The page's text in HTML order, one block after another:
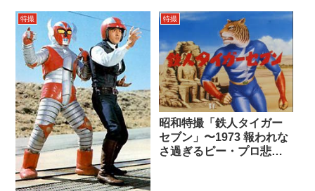
特撮 特撮
昭和特撮「鉄人タイガー
セブン」〜1973 報われな
さ過ぎるピー・プロ悲劇